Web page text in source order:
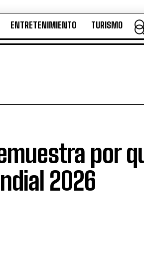
ENTRETENIMIENTO TURISMO
ENTRETENIMIENTO TURISMO
por
2026